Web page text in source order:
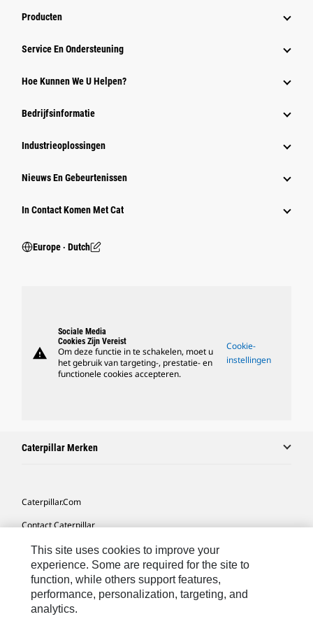
Producten
Service En Ondersteuning
Hoe Kunnen We U Helpen?
Bedrijfsinformatie
Industrieoplossingen
Nieuws En Gebeurtenissen
In Contact Komen Met Cat
Europe ‧ Dutch
warning
Sociale Media
Cookies Zijn Vereist
Om deze functie in te schakelen, moet u
het gebruik van targeting-, prestatie- en
functionele cookies accepteren.
Cookie-
instellingen
Caterpillar Merken
Caterpillar.com
Contact Caterpillar
Mijn Marketingvoorkeuren
Site Map
Cookie Settings
This site uses cookies to improve your
experience. Some are required for the site to
function, while others support features,
performance, personalization, targeting, and
analytics.